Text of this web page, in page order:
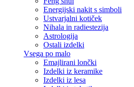
Energijski nakit s simboli
Ustvarjalni kotiček
Nihala in radiestezija
Astrologija
Ostali izdelki
Vsega po malo
Emajlirani lončki
Izdelki iz keramike
Izdelki iz lesa